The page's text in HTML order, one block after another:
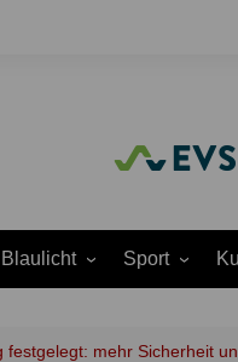
Blaulicht
Justiz
Sport
Fußball
festgelegt: mehr Sicherheit